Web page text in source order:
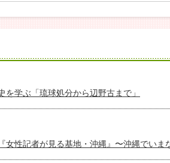
を学ぶ「琉球処分から辺野古まで」
女性記者が見る基地・沖縄』〜沖縄でいま